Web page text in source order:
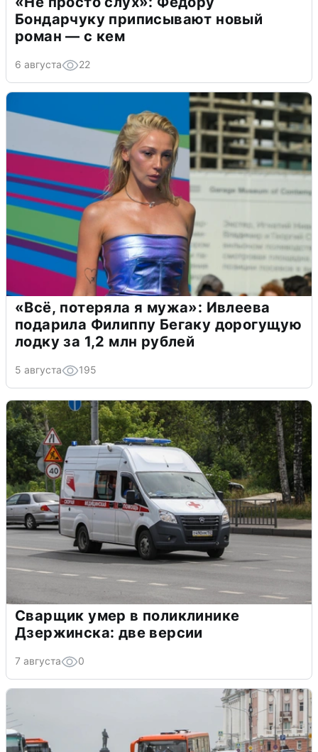
Бондарчуку приписывают новый
роман — с кем
6 августа 22
«Всё, потеряла я мужа»: Ивлеева
подарила Филиппу Бегаку дорогущую
лодку за 1,2 млн рублей
5 августа 195
Сварщик умер в поликлинике
Дзержинска: две версии
7 августа 0